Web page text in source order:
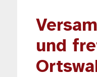
und